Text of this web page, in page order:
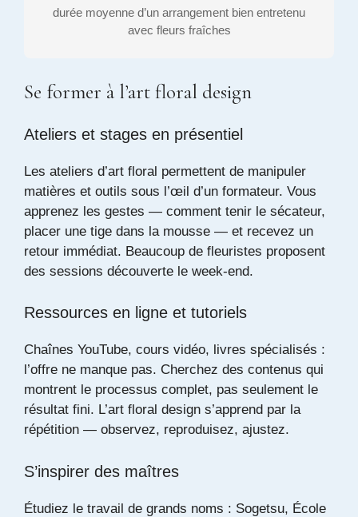
durée moyenne d’un arrangement bien entretenu
avec fleurs fraîches
Se former à l’art floral design
Ateliers et stages en présentiel
Les ateliers d’art floral permettent de manipuler
matières et outils sous l’œil d’un formateur. Vous
apprenez les gestes — comment tenir le sécateur,
placer une tige dans la mousse — et recevez un
retour immédiat. Beaucoup de fleuristes proposent
des sessions découverte le week-end.
Ressources en ligne et tutoriels
Chaînes YouTube, cours vidéo, livres spécialisés :
l’offre ne manque pas. Cherchez des contenus qui
montrent le processus complet, pas seulement le
résultat fini. L’art floral design s’apprend par la
répétition — observez, reproduisez, ajustez.
S’inspirer des maîtres
Étudiez le travail de grands noms : Sogetsu, École